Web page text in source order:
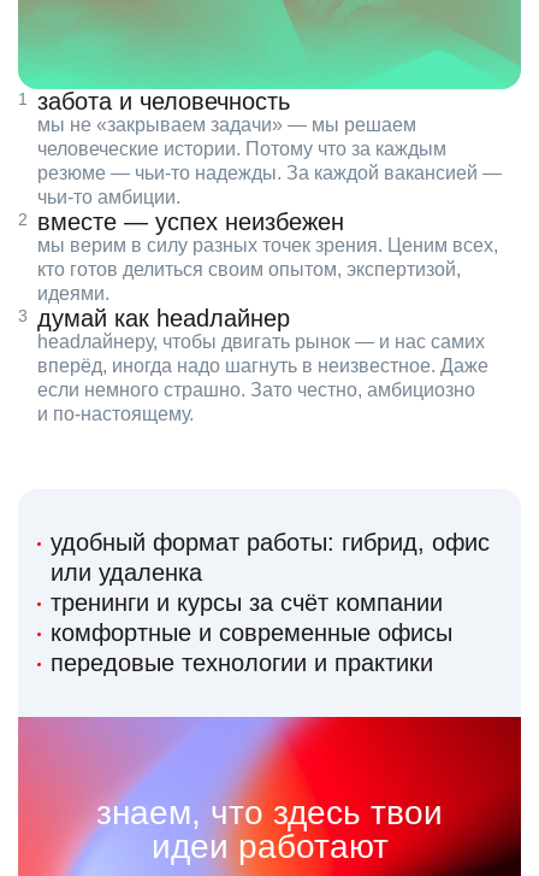
забота и человечность
мы не «закрываем задачи» — мы решаем
человеческие истории. Потому что за каждым
резюме — чьи‑то надежды. За каждой вакансией —
чьи‑то амбиции.
вместе — успех неизбежен
мы верим в силу разных точек зрения. Ценим всех,
кто готов делиться своим опытом, экспертизой,
идеями.
думай как headлайнер
headлайнеру, чтобы двигать рынок — и нас самих
вперёд, иногда надо шагнуть в неизвестное. Даже
если немного страшно. Зато честно, амбициозно
и по‑настоящему.
удобный формат работы: гибрид, офис
или удаленка
тренинги и курсы за счёт компании
комфортные и современные офисы
передовые технологии и практики
знаем, что здесь твои
идеи работают